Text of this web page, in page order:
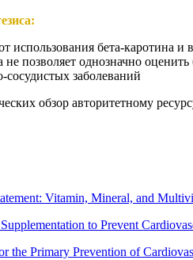
использования бета-каротина
не позволяет однозначно
сосудистых заболеваний
обзор авторитетному
Vitamin, Mineral, and
to Prevent
the Primary Prevention of